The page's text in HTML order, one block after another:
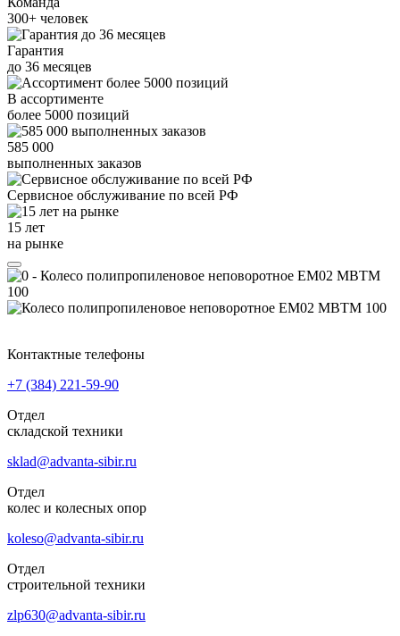
300+ человек
Гарантия
до 36 месяцев
В ассортименте
более 5000 позиций
585 000
выполненных заказов
Сервисное обслуживание по всей РФ
15 лет
на рынке
Контактные телефоны
+7 (384) 221-59-90
Отдел
складской техники
sklad@advanta-sibir.ru
Отдел
колес и колесных опор
koleso@advanta-sibir.ru
Отдел
строительной техники
zlp630@advanta-sibir.ru